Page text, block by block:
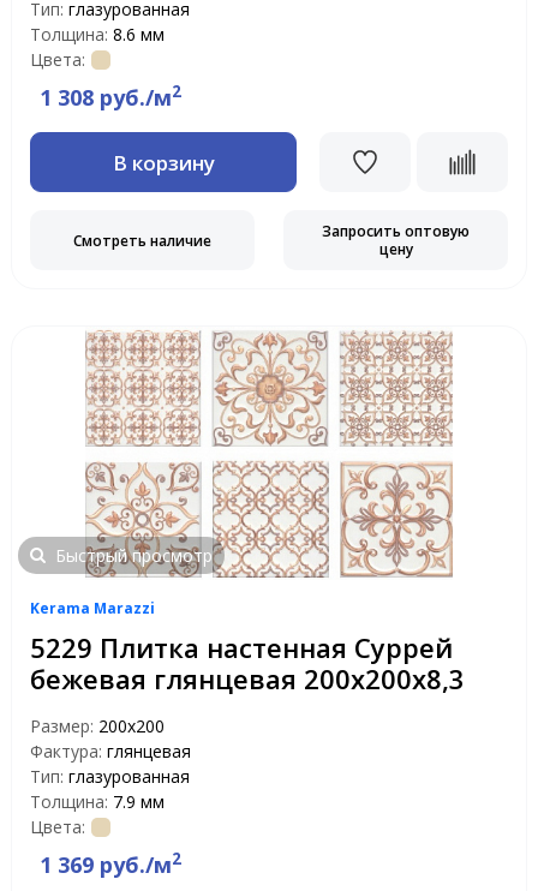
Тип: глазурованная
Толщина: 8.6 мм
Цвета:
1 308 руб./м2
В корзину
Смотреть наличие
Запросить оптовую
цену
Быстрый просмотр
Kerama Marazzi
5229 Плитка настенная Суррей
бежевая глянцевая 200х200х8,3
Размер: 200х200
Фактура: глянцевая
Тип: глазурованная
Толщина: 7.9 мм
Цвета:
1 369 руб./м2